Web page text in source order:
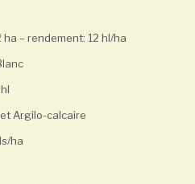
– rendement: 12 hl/ha
Argilo-calcaire
ha